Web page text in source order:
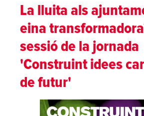
La lluita als
eina
sessió de la jornada
'Construint idees
de futur'